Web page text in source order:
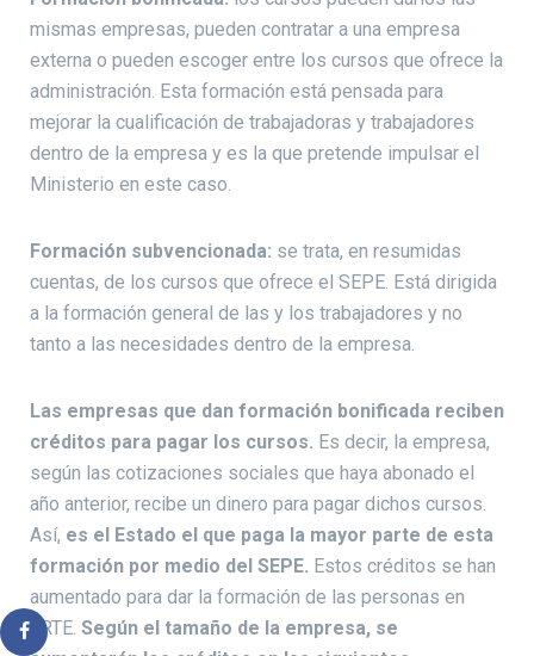
mismas empresas, pueden contratar a una empresa
externa o pueden escoger entre los cursos que ofrece la
administración. Esta formación está pensada para
mejorar la cualificación de trabajadoras y trabajadores
dentro de la empresa y es la que pretende impulsar el
Ministerio en este caso.
Formación subvencionada: se trata, en resumidas
cuentas, de los cursos que ofrece el SEPE. Está dirigida
a la formación general de las y los trabajadores y no
tanto a las necesidades dentro de la empresa.
Las empresas que dan formación bonificada reciben
créditos para pagar los cursos. Es decir, la empresa,
según las cotizaciones sociales que haya abonado el
año anterior, recibe un dinero para pagar dichos cursos.
Así, es el Estado el que paga la mayor parte de esta
formación por medio del SEPE. Estos créditos se han
aumentado para dar la formación de las personas en
ERTE. Según el tamaño de la empresa, se